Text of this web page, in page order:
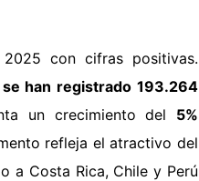
con cifras positivas.
han registrado 193.264
un crecimiento del 5%
refleja el atractivo del
a Costa Rica, Chile y Perú